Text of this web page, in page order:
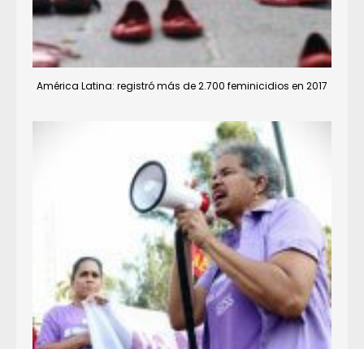
América Latina: registró más de 2.700 feminicidios en 2017